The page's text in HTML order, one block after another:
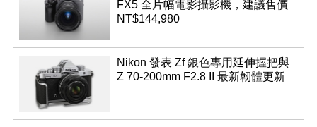
FX5 全片幅電影攝影機，建議售價
NT$144,980
Nikon 發表 Zf 銀色專用延伸握把與
Z 70-200mm F2.8 II 最新韌體更新